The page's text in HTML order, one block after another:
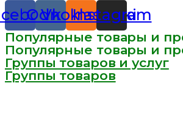
Vk
Odnoklassniki
Instagram
Популярные товары и
Популярные товары и
Группы товаров и услуг
Группы товаров